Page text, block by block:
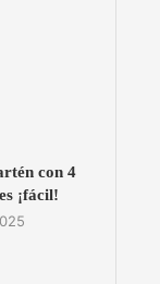
con 4
¡fácil!